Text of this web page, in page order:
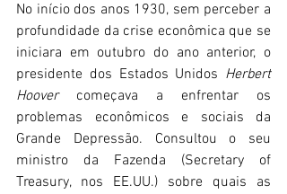
No início dos anos 1930, sem perceber a
profundidade da crise econômica que se
iniciara em outubro do ano anterior, o
presidente dos Estados Unidos Herbert
Hoover começava a enfrentar os
problemas econômicos e sociais da
Grande Depressão. Consultou o seu
ministro da Fazenda (Secretary of
Treasury, nos EE.UU.) sobre quais as